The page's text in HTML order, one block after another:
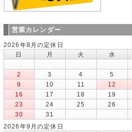
営業カレンダー
2026年8月の定休日
日
月 火 水
2
3 4 5
9
10 11 12
16
17 18 19
23
24 25 26
30
31
2026年9月の定休日